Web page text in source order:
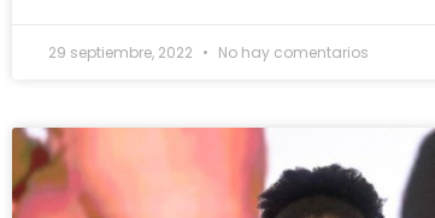
29 septiembre, 2022 No hay comentarios